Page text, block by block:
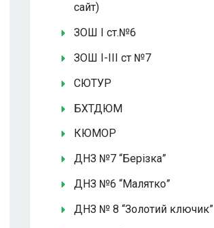
сайт)
ЗОШ І ст.№6
ЗОШ І-ІІІ ст №7
СЮТУР
БХТДЮМ
КЮМОР
ДНЗ №7 “Берізка”
ДНЗ №6 “Малятко”
ДНЗ № 8 “Золотий ключик”